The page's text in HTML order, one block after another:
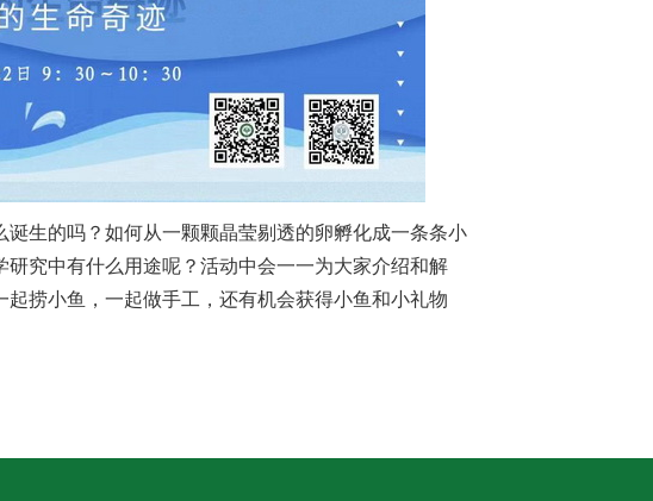
生的吗？如何从一颗颗晶莹剔透的卵孵化成一条条小
究中有什么用途呢？活动中会一一为大家介绍和解
捞小鱼，一起做手工，还有机会获得小鱼和小礼物